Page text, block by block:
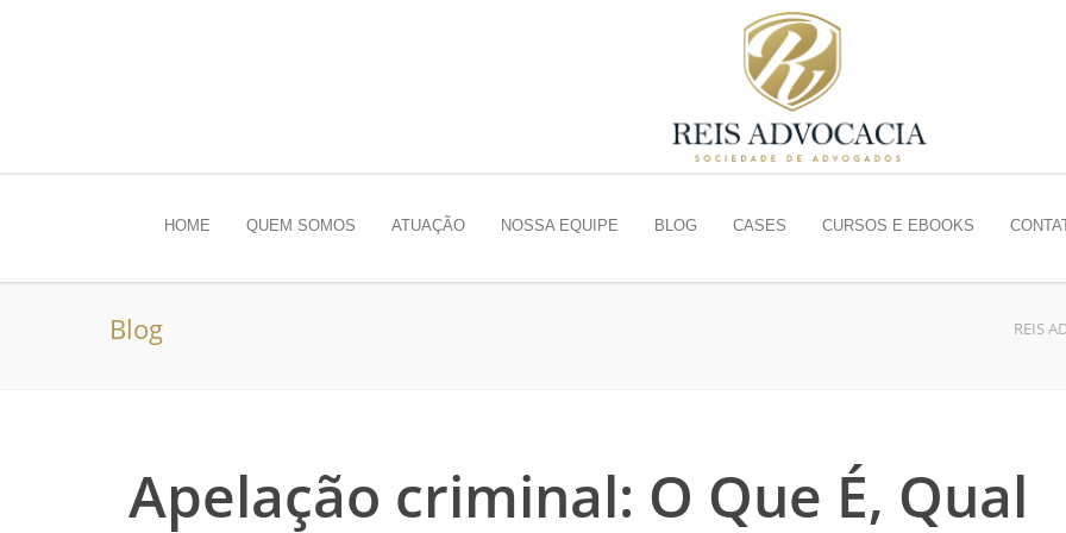
HOME QUEM SOMOS ATUAÇÃO NOSSA EQUIPE BLOG CASES CURSOS E EBOOKS
Blog REIS
Apelação criminal: O Que É, Qual